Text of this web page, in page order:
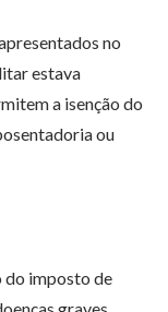
no
estava
a isenção do
ou
do imposto de